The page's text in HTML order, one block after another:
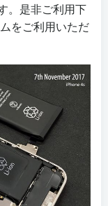
。是非ご利用下
をご利用いただ